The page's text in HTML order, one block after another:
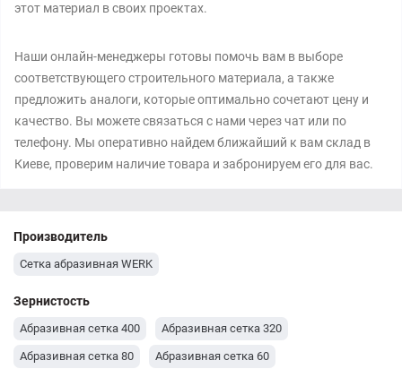
этот материал в своих проектах.
Наши онлайн-менеджеры готовы помочь вам в выборе
соответствующего строительного материала, а также
предложить аналоги, которые оптимально сочетают цену и
качество. Вы можете связаться с нами через чат или по
телефону. Мы оперативно найдем ближайший к вам склад в
Киеве, проверим наличие товара и забронируем его для вас.
Производитель
Сетка абразивная WERK
Зернистость
Абразивная сетка 400 Абразивная сетка 320
Абразивная сетка 80 Абразивная сетка 60